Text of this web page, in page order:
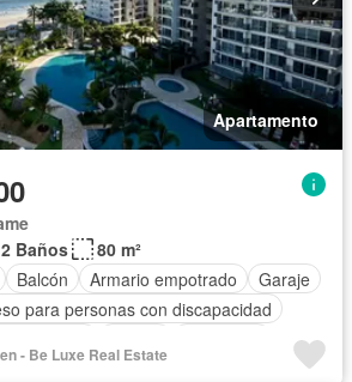
Apartamento
2 Baños
80 m²
Balcón Armario empotrado
Garaje
para personas con discapacidad
- Be Luxe Real Estate